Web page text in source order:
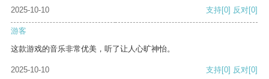
2025-10-10 支持[0] 反对[0]
游客
这款游戏的音乐非常优美，听了让人心旷神怡。
2025-10-10 支持[0] 反对[0]